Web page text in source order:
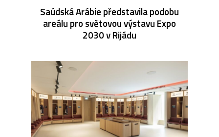
Saúdská Arábie představila podobu
areálu pro světovou výstavu Expo
2030 v Rijádu